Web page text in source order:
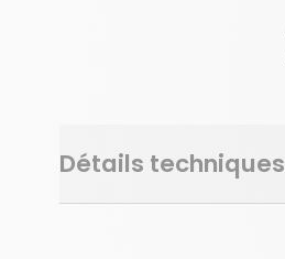
Détails techniques